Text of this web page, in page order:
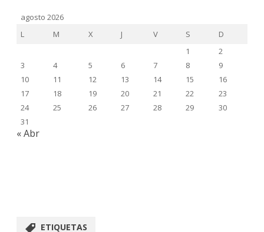
agosto 2026
L
M X J V S
D
1
2
3
4 5 6 7 8
9
10
11 12 13 14 15
16
17
18 19 20 21 22
23
24
25 26 27 28 29
30
31
« Abr
ETIQUETAS